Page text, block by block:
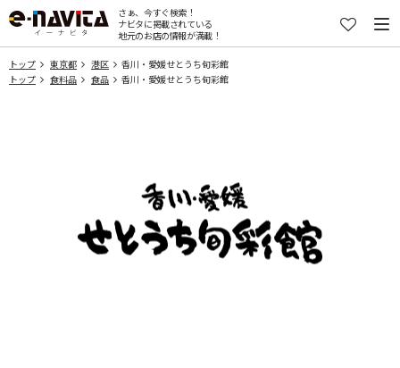
さぁ、今すぐ検索！
ナビタに掲載されている
地元のお店の情報が満載！
トップ 東京都 港区
香川・愛媛せとうち旬彩館
トップ
食料品 食品 香川・愛媛せとうち旬彩館